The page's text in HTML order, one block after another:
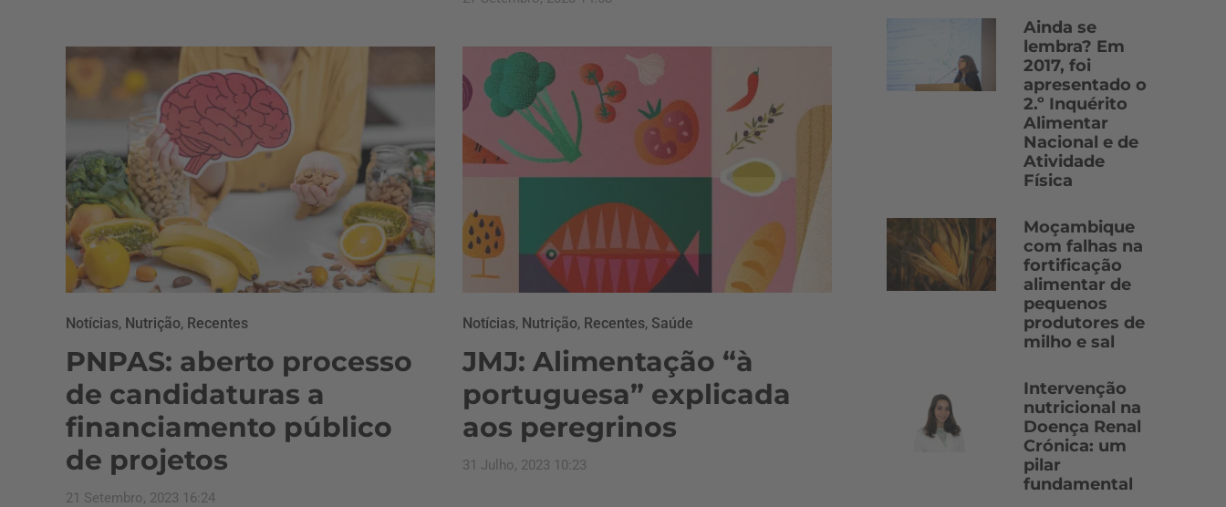
Notícias, Nutrição, Recentes
PNPAS: aberto processo
de candidaturas a
financiamento público
de projetos
21 Setembro, 2023 16:24
Notícias, Nutrição, Recentes, Saúde
JMJ: Alimentação “à
portuguesa” explicada
aos peregrinos
31 Julho, 2023 10:23
Ainda se
lembra? Em
2017, foi
apresentado o
2.º Inquérito
Alimentar
Nacional e de
Atividade
Física
Moçambique
com falhas na
fortificação
alimentar de
pequenos
produtores de
milho e sal
Intervenção
nutricional na
Doença Renal
Crónica: um
pilar
fundamental